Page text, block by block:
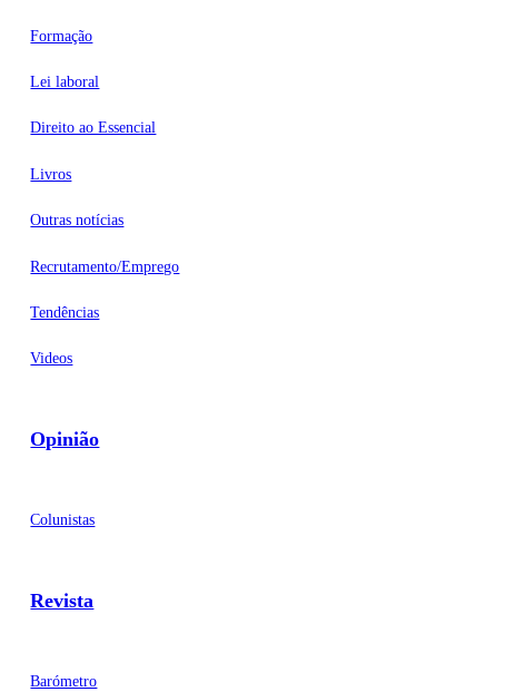
Formação
Lei laboral
Direito ao Essencial
Livros
Outras notícias
Recrutamento/Emprego
Tendências
Videos
Opinião
Colunistas
Revista
Barómetro